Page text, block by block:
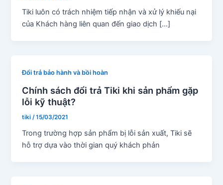
Tiki luôn có trách nhiệm tiếp nhận và xử lý khiếu nại
của Khách hàng liên quan đến giao dịch […]
Đổi trả bảo hành và bồi hoàn
Chính sách đổi trả Tiki khi sản phẩm gặp
lỗi kỹ thuật?
tiki /15/03/2021
Trong trường hợp sản phẩm bị lỗi sản xuất, Tiki sẽ
hỗ trợ dựa vào thời gian quý khách phản